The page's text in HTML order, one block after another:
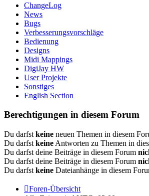
ChangeLog
News
Bugs
Verbesserungsvorschläge
Bedienung
Designs
Midi Mappings
DigiJay HW
User Projekte
Sonstiges
English Section
Berechtigungen in diesem Forum
Du darfst keine neuen Themen in diesem
Du darfst keine Antworten zu Themen in
Du darfst deine Beiträge in diesem Forum
Du darfst deine Beiträge in diesem Forum
Du darfst keine Dateianhänge in diesem
Foren-Übersicht